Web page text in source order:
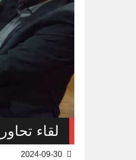
لقاء